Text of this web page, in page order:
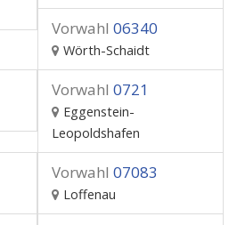
Vorwahl 06340
Wörth-Schaidt
Vorwahl 0721
Eggenstein-
Leopoldshafen
Vorwahl 07083
Loffenau